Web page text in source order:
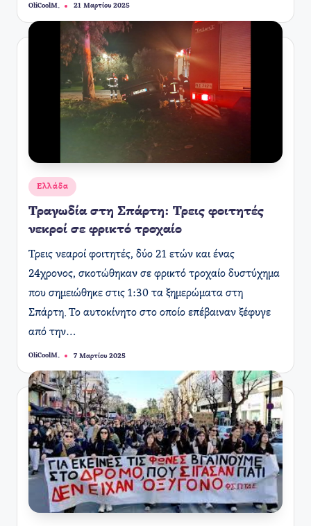
Συγγραφέας:
OliCoolM. 21 Μαρτίου 2025
Αναρτήθηκε
σε
Ελλάδα
Τραγωδία στη Σπάρτη: Τρεις φοιτητές
νεκροί σε φρικτό τροχαίο
Τρεις νεαροί φοιτητές, δύο 21 ετών και ένας
24χρονος, σκοτώθηκαν σε φρικτό τροχαίο δυστύχημα
που σημειώθηκε στις 1:30 τα ξημερώματα στη
Σπάρτη. Το αυτοκίνητο στο οποίο επέβαιναν ξέφυγε
από την…
Συγγραφέας:
OliCoolM. 7 Μαρτίου 2025